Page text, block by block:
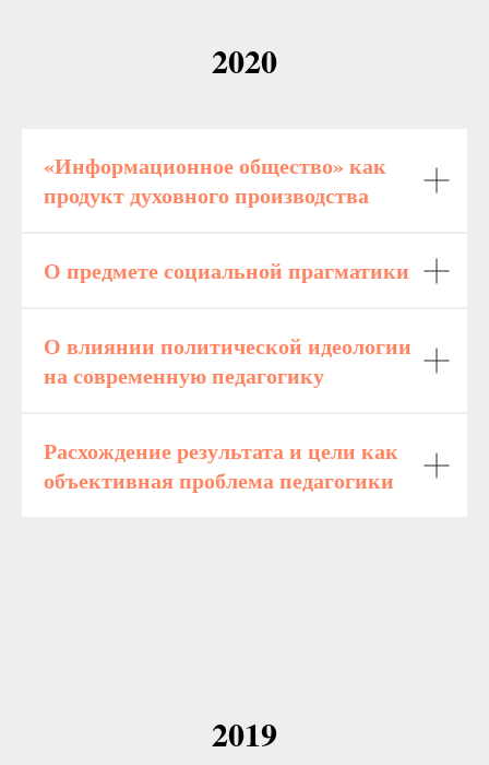
2020
«Информационное общество» как
продукт духовного производства
О предмете социальной прагматики
О влиянии политической идеологии
на современную педагогику
Расхождение результата и цели как
объективная проблема педагогики
2019